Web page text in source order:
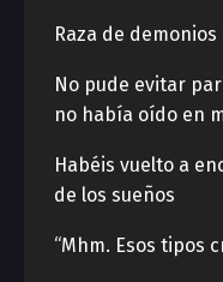
Raza de
No pude evitar
no había oído en
Habéis vuelto a
de los sueños
“Mhm. Esos tipos